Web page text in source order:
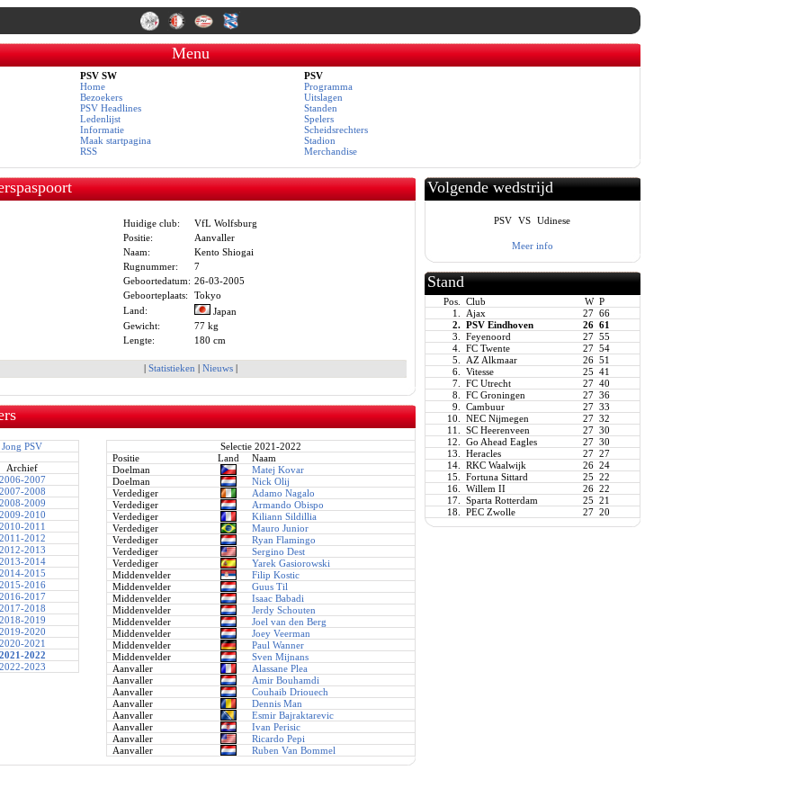
Menu
PSV SW
Home
Bezoekers
PSV Headlines
Ledenlijst
Informatie
Maak startpagina
RSS
PSV
Programma
Uitslagen
Standen
Spelers
Scheidsrechters
Stadion
Merchandise
Huidige club:
VfL Wolfsburg
Positie:
Aanvaller
Naam:
Kento Shiogai
Rugnummer:
7
Geboortedatum: 26-03-2005
Geboorteplaats:
Tokyo
Land:
Japan
Gewicht:
77 kg
Lengte:
180 cm
| Statistieken | Nieuws|
Jong PSV
Archief
2007
2008
2009
2010
2011
2012
2013
2014
2015
2016
2017
2018
2019
2020
2021
2022
2023
Selectie 2021-2022
Positie
Land
Naam
Doelman
Matej Kovar
Doelman
Nick Olij
Verdediger
Adamo Nagalo
Verdediger
Armando Obispo
Verdediger
Kiliann Sildillia
Verdediger
Mauro Junior
Verdediger
Ryan Flamingo
Verdediger
Sergino Dest
Verdediger
Yarek Gasiorowski
Middenvelder
Filip Kostic
Middenvelder
Guus Til
Middenvelder
Isaac Babadi
Middenvelder
Jerdy Schouten
Middenvelder
Joel van den Berg
Middenvelder
Joey Veerman
Middenvelder
Paul Wanner
Middenvelder
Sven Mijnans
Aanvaller
Alassane Plea
Aanvaller
Amir Bouhamdi
Aanvaller
Couhaib Driouech
Aanvaller
Dennis Man
Aanvaller
Esmir Bajraktarevic
Aanvaller
Ivan Perisic
Aanvaller
Ricardo Pepi
Aanvaller
Ruben Van Bommel
Volgende wedstrijd
PSV VS Udinese
Meer info
Stand
Pos.Club W P
1. Ajax 27 66
2. PSV Eindhoven 26 61
3.Feyenoord 27 55
4.FC Twente 27 54
5. AZ Alkmaar 26 51
6.Vitesse 25 41
7.FC Utrecht 27 40
8.FC Groningen 27 36
9.Cambuur 27 33
10.NEC Nijmegen 27 32
11.SC Heerenveen 27 30
12.Go Ahead Eagles 27 30
13.Heracles 27 27
14.RKC Waalwijk 26 24
15.Fortuna Sittard 25 22
16.Willem II 26 22
17.Sparta Rotterdam 25 21
18.PEC Zwolle 27 20